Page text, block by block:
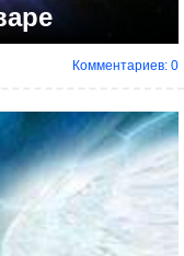
Комментариев: 0